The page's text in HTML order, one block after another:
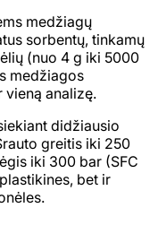
medžiagų
sorbentų, tinkamų
(nuo 4 g iki 5000
medžiagos
analizę.
didžiausio
greitis iki 250
iki 300 bar (SFC
bet ir